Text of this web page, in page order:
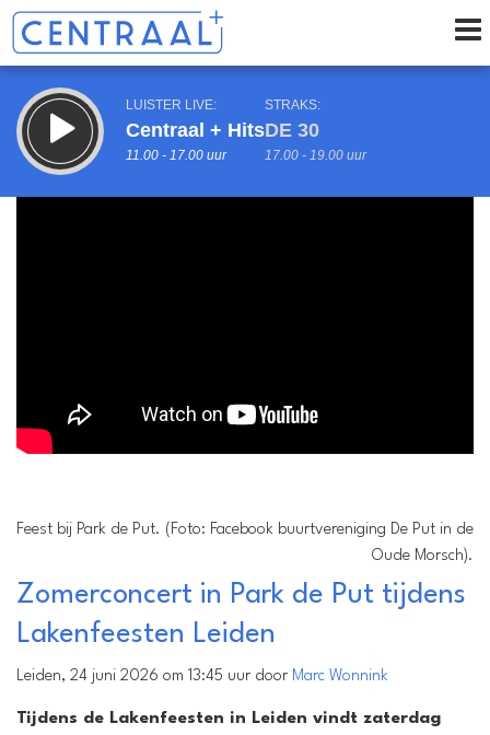
LUISTER LIVE:
Centraal + Hits
11.00 - 17.00 uur
STRAKS:
DE 30
17.00 - 19.00 uur
Feest bij Park de Put. (Foto: Facebook buurtvereniging De Put in de
Oude Morsch).
Zomerconcert in Park de Put tijdens
Lakenfeesten Leiden
Leiden, 24 juni 2026 om 13:45 uur door Marc Wonnink
Tijdens de Lakenfeesten in Leiden vindt zaterdag